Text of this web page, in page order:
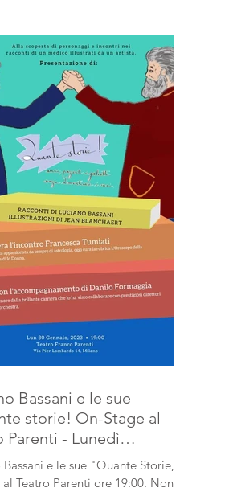
Bassani e le sue
storie! On-Stage al
Parenti - Lunedì
ore 19:00.
Bassani e le sue "Quante Storie,
Teatro Parenti ore 19:00. Non